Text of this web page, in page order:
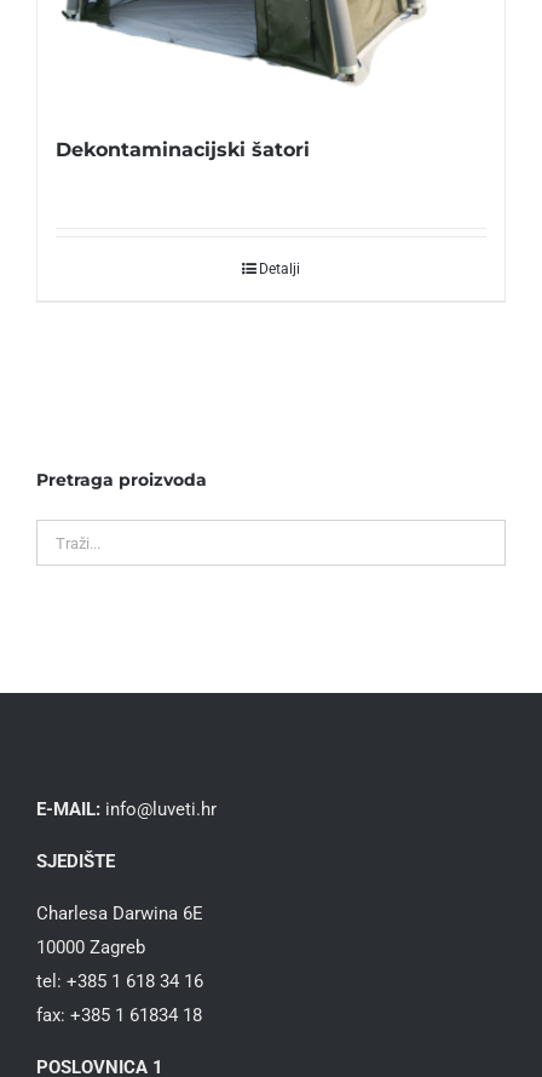
Dekontaminacijski šatori
Detalji
Pretraga proizvoda
E-MAIL: info@luveti.hr
SJEDIŠTE
Charlesa Darwina 6E
10000 Zagreb
tel: +385 1 618 34 16
fax: +385 1 61834 18
POSLOVNICA 1